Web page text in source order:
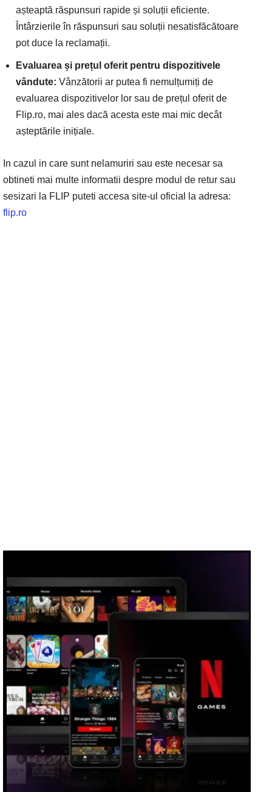
așteaptă răspunsuri rapide și soluții eficiente.
Întârzierile în răspunsuri sau soluții nesatisfăcătoare
pot duce la reclamații.
Evaluarea și prețul oferit pentru dispozitivele
vândute: Vânzătorii ar putea fi nemulțumiți de
evaluarea dispozitivelor lor sau de prețul oferit de
Flip.ro, mai ales dacă acesta este mai mic decât
așteptările inițiale.
In cazul in care sunt nelamuriri sau este necesar sa
obtineti mai multe informatii despre modul de retur sau
sesizari la FLIP puteti accesa site-ul oficial la adresa:
flip.ro